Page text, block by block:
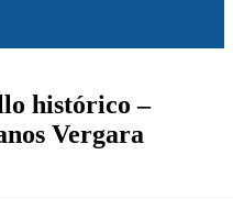
histórico –
Vergara